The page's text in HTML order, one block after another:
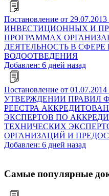
Постановление от
ИНВЕСТИЦИОННЫХ И
ПРОГРАММАХ
ДЕЯТЕЛЬНОСТЬ В
ВОДООТВЕДЕНИЯ
Добавлен: 6 дней назад
Постановление от
УТВЕРЖДЕНИИ ПРАВИЛ
РЕЕСТРА
ЭКСПЕРТОВ ПО
ТЕХНИЧЕСКИХ
ОРГАНИЗАЦИЙ И
Добавлен: 6 дней назад
Самые популярные